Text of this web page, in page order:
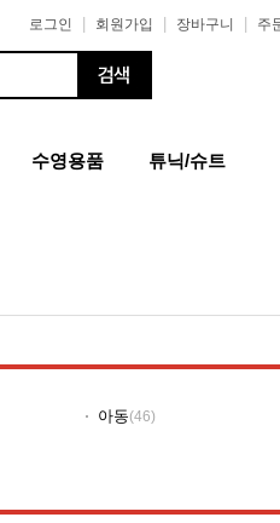
로그인 회원가입 장바구니 주
수영용품 튜닉/슈트
아동(46)